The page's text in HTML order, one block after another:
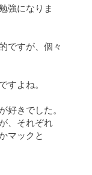
強になりま
ですが、個々
すよね。
好きでした。
、それぞれ
マックと